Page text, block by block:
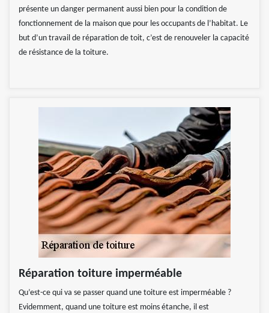
présente un danger permanent aussi bien pour la condition de
fonctionnement de la maison que pour les occupants de l’habitat. Le
but d’un travail de réparation de toit, c’est de renouveler la capacité
de résistance de la toiture.
Réparation toiture imperméable
Qu’est-ce qui va se passer quand une toiture est imperméable ?
Evidemment, quand une toiture est moins étanche, il est